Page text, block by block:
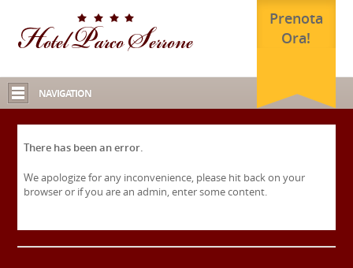
Prenota
Ora!
NAVIGATION
There has been an error.
We apologize for any inconvenience, please hit back on your
browser or if you are an admin, enter some content.